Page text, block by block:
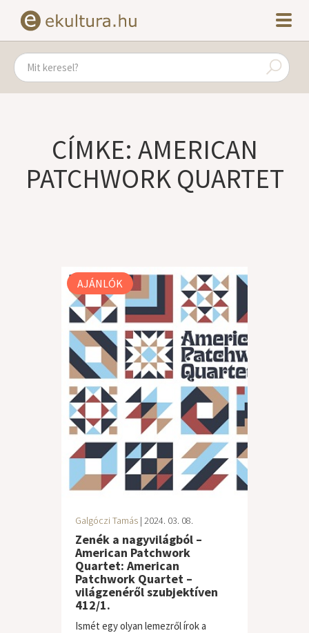
CÍMKE: AMERICAN
PATCHWORK QUARTET
AJÁNLÓK
Galgóczi Tamás | 2024. 03. 08.
Zenék a nagyvilágból –
American Patchwork
Quartet: American
Patchwork Quartet –
világzenéről szubjektíven
412/1.
Ismét egy olyan lemezről írok a